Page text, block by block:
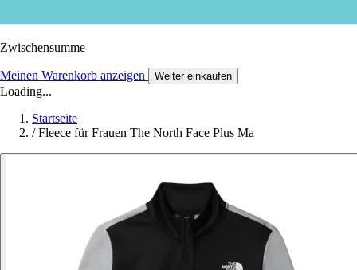
Zwischensumme
Meinen Warenkorb anzeigen Weiter einkaufen
Loading...
Startseite
/ Fleece für Frauen The North Face Plus Ma